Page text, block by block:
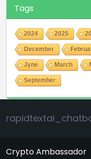
Tags
2024 2025
December
Jyne March
September
Crypto Ambassador